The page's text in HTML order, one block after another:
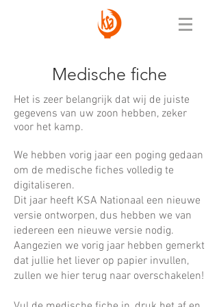
Medische fiche
Het is zeer belangrijk dat wij de juiste
gegevens van uw zoon hebben, zeker
voor het kamp.
We hebben vorig jaar een poging gedaan
om de medische fiches volledig te
digitaliseren.
Dit jaar heeft KSA Nationaal een nieuwe
versie ontworpen, dus hebben we van
iedereen een nieuwe versie nodig.
Aangezien we vorig jaar hebben gemerkt
dat jullie het liever op papier invullen,
zullen we hier terug naar overschakelen!